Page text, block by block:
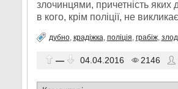
злочинцями, причетність яких
в кого, крім поліції, не
дубно, крадіжка, поліція, грабіж,
— 04.04.2016 2146